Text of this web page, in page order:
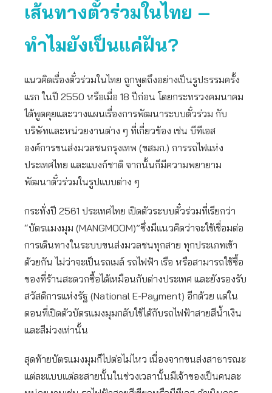
เส้นทางตั๋วร่วมในไทย –
ทำไมยังเป็นแค่ฝัน?
แนวคิดเรื่องตั๋วร่วมในไทย ถูกพูดถึงอย่างเป็นรูปธรรมครั้ง
แรก ในปี 2550 หรือเมื่อ 18 ปีก่อน โดยกระทรวงคมนาคม
ได้พูดคุยและวางแผนเรื่องการพัฒนาระบบตั๋วร่วม กับ
บริษัทและหน่วยงานต่าง ๆ ที่เกี่ยวข้อง เช่น บีทีเอส
องค์การขนส่งมวลชนกรุงเทพ (ขสมก.) การรถไฟแห่ง
ประเทศไทย และแบงก์ชาติ จากนั้นก็มีความพยายาม
พัฒนาตั๋วร่วมในรูปแบบต่าง ๆ
กระทั่งปี 2561 ประเทศไทย เปิดตัวระบบตั๋วร่วมที่เรียกว่า
“บัตรแมงมุม (MANGMOOM)”ซึ่งมีแนวคิดว่าจะใช้เชื่อมต่อ
การเดินทางในระบบขนส่งมวลชนทุกสาย ทุกประเภทเข้า
ด้วยกัน ไม่ว่าจะเป็นรถเมล์ รถไฟฟ้า เรือ หรือสามารถใช้ซื้อ
ของที่ร้านสะดวกซื้อได้เหมือนกับต่างประเทศ และยังรองรับ
สวัสดิการแห่งรัฐ (National E-Payment) อีกด้วย แต่ใน
ตอนที่เปิดตัวบัตรแมงมุมกลับใช้ได้กับรถไฟฟ้าสายสีน้ำเงิน
และสีม่วงเท่านั้น
สุดท้ายบัตรแมงมุมก็ไปต่อไม่ไหว เนื่องจากขนส่งสาธารณะ
แต่ละแบบแต่ละสายนั้นในช่วงเวลานั้นมีเจ้าของเป็นคนละ